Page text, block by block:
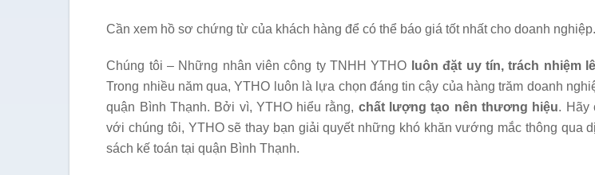
Cần xem hồ sơ chứng từ của khách hàng để có thể báo giá tốt nhất cho doanh nghiệp.
Chúng tôi – Những nhân viên công ty TNHH YTHO luôn đặt uy tín, trách nhiệm
Trong nhiều năm qua, YTHO luôn là lựa chọn đáng tin cậy của hàng trăm doanh
quận Bình Thạnh. Bởi vì, YTHO hiểu rằng, chất lượng tạo nên thương hiệu. Hãy
với chúng tôi, YTHO sẽ thay bạn giải quyết những khó khăn vướng mắc thông qua
sách kế toán tại quận Bình Thạnh.